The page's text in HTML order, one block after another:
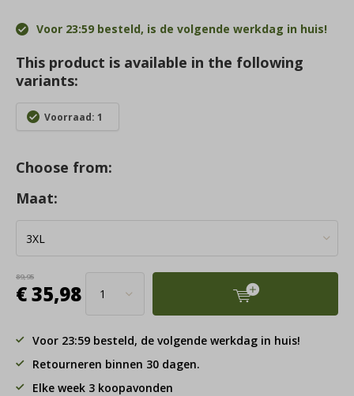
Voor 23:59 besteld, is de volgende werkdag in huis!
This product is available in the following
variants:
Voorraad: 1
Choose from:
Maat:
89,95
€ 35,98
Voor 23:59 besteld, de volgende werkdag in huis!
Retourneren binnen 30 dagen.
Elke week 3 koopavonden